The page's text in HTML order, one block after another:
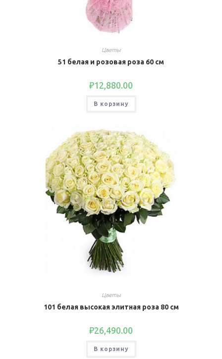
Цветы
51 белая и розовая роза 60 см
₽12,880.00
В корзину
Цветы
101 белая высокая элитная роза 80 см
₽26,490.00
В корзину